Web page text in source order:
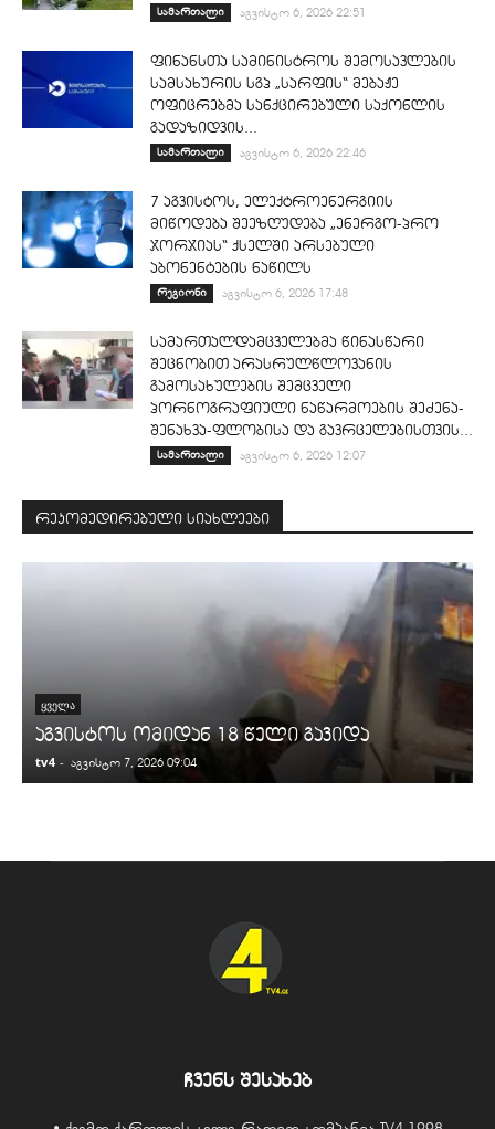
სამართალი აგვისტო 6, 2026 22:51
ფინანსთა სამინისტროს შემოსავლების
სამსახურის სგპ „სარფის“ მებაჟე
ოფიცრებმა სანქცირებული საქონლის
გადაზიდვის...
სამართალი აგვისტო 6, 2026 22:46
7 აგვისტოს, ელექტროენერგიის
მიწოდება შეეზღუდება „ენერგო-პრო
ჯორჯიას“ ქსელში არსებული
აბონენტების ნაწილს
რეგიონი აგვისტო 6, 2026 17:48
სამართალდამცველებმა წინასწარი
შეცნობით არასრულწლოვანის
გამოსახულების შემცველი
პორნოგრაფიული ნაწარმოების შეძენა-
შენახვა-ფლობისა და გავრცელებისთვის...
სამართალი აგვისტო 6, 2026 12:07
რეკომედირებული სიახლეები
ᲧᲕᲔᲚᲐ
აგვისტოს ომიდან 18 წელი გავიდა
tv4 - აგვისტო 7, 2026 09:04
ჩვენს შესახებ